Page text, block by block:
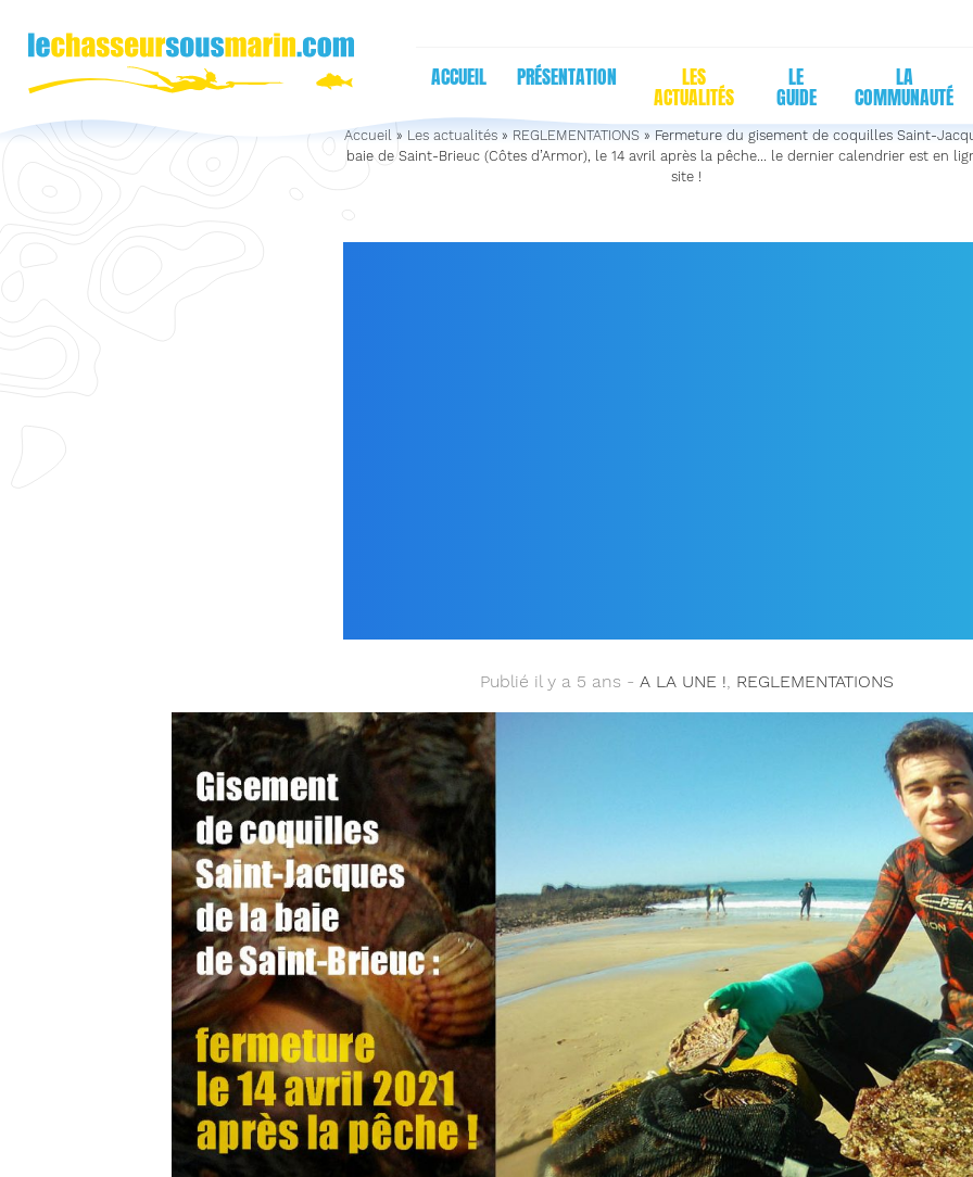
ACCUEIL PRÉSENTATION LES
ACTUALITÉS
LE
GUIDE
LA
COMMUNAUTÉ
Accueil » Les actualités » REGLEMENTATIONS » Fermeture du gisement de coquilles Saint-
baie de Saint-Brieuc (Côtes d’Armor), le 14 avril après la pêche… le dernier calendrier est en
site !
Publié il y a 5 ans - A LA UNE ! REGLEMENTATIONS